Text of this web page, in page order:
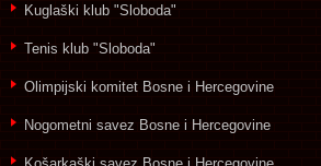
Kuglaški klub "Sloboda"
Tenis klub "Sloboda"
Olimpijski komitet Bosne i Hercegovine
Nogometni savez Bosne i Hercegovine